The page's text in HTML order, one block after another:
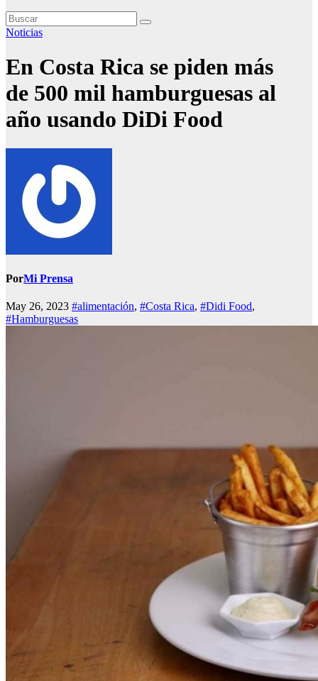
Noticias
En Costa Rica se piden más
de 500 mil hamburguesas al
año usando DiDi Food
PorMi Prensa
May 26, 2023 #alimentación, #Costa Rica, #Didi Food,
#Hamburguesas